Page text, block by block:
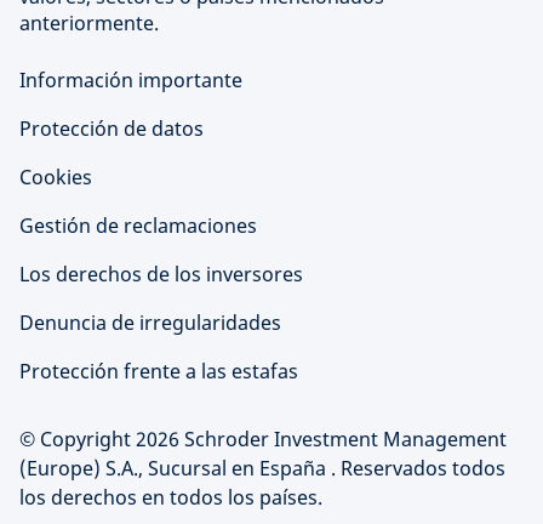
anteriormente.
Información importante
Protección de datos
Cookies
Gestión de reclamaciones
Los derechos de los inversores
Denuncia de irregularidades
Protección frente a las estafas
© Copyright 2026 Schroder Investment Management
(Europe) S.A., Sucursal en España . Reservados todos
los derechos en todos los países.